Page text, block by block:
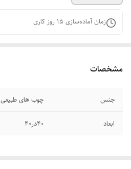
زمان آماده‌سازی 15 روز کاری
مشخصات
جنس چوب‌ های طبیعی
ابعاد ۴۰در۴۰